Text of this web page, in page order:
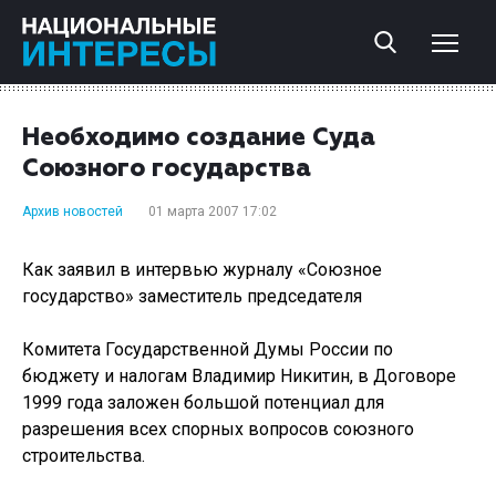
Необходимо создание Суда
Союзного государства
Архив новостей 01 марта 2007 17:02
Как заявил в интервью журналу «Союзное
государство» заместитель председателя
Комитета Государственной Думы России по
бюджету и налогам Владимир Никитин, в Договоре
1999 года заложен большой потенциал для
разрешения всех спорных вопросов союзного
строительства.